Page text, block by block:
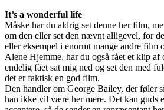
It’s a wonderful life
Måske har du aldrig set denne her film,
om den eller set den nævnt alligevel, for
eller eksempel i enormt mange andre film
Alene Hjemme, har du også fået et klip af
endelig fået sat mig ned og set den med
det er faktisk en god film.
Den handler om George Bailey, der føler
han ikke vil være her mere. Det kan guds